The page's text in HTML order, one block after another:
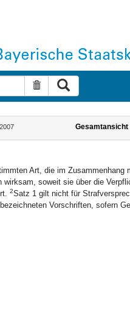
Suche zurücksetzen
Gesamtansicht
Art, die im Zusammenhang
soweit sie über die
2Satz 1 gilt nicht für
Vorschriften, sofern